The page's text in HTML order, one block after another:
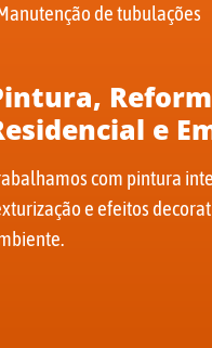
de tubulações
e
com pintura
e efeitos